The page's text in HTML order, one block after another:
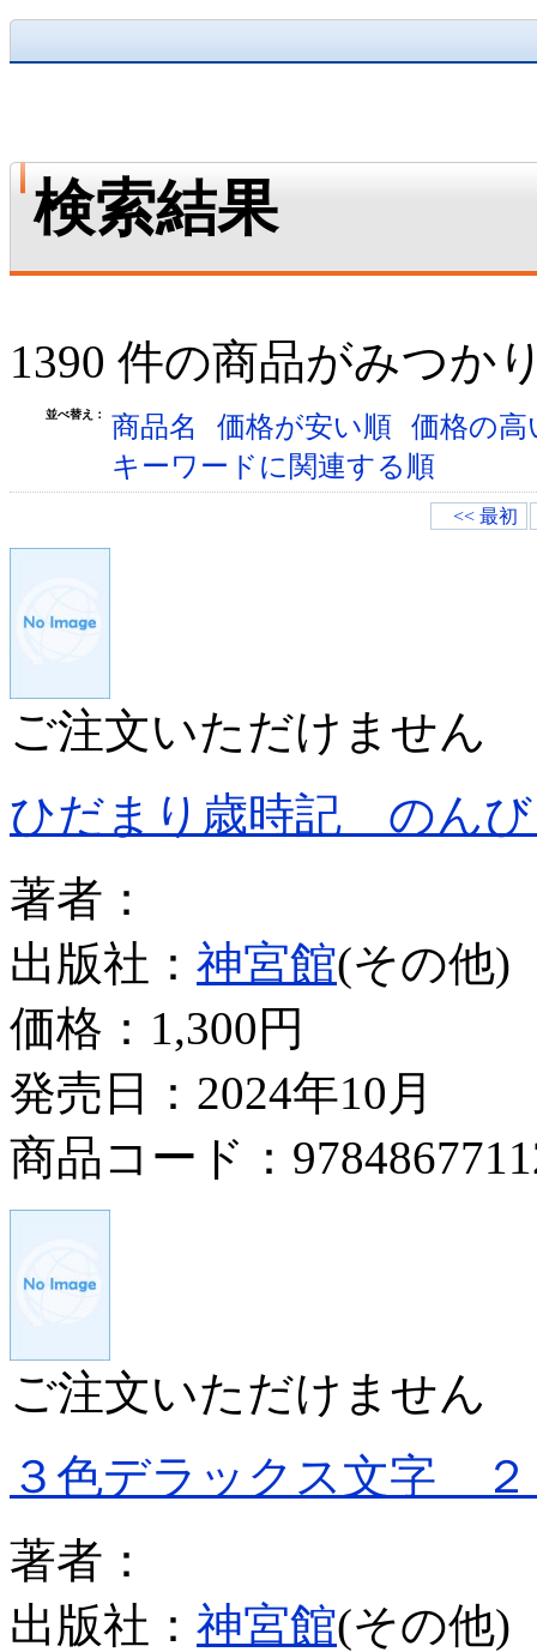
検索結果
1390 件の商品がみつか
並べ替え： 商品名 価格が安い順 価格の
キーワードに関連する順
<< 最初
ご注文いただけません
ひだまり歳時記 のん
著者：
出版社： 神宮館(その他)
価格： 1,300円
発売日：2024年10月
商品コード：
ご注文いただけません
３色デラックス文字 ２
著者：
出版社： 神宮館(その他)